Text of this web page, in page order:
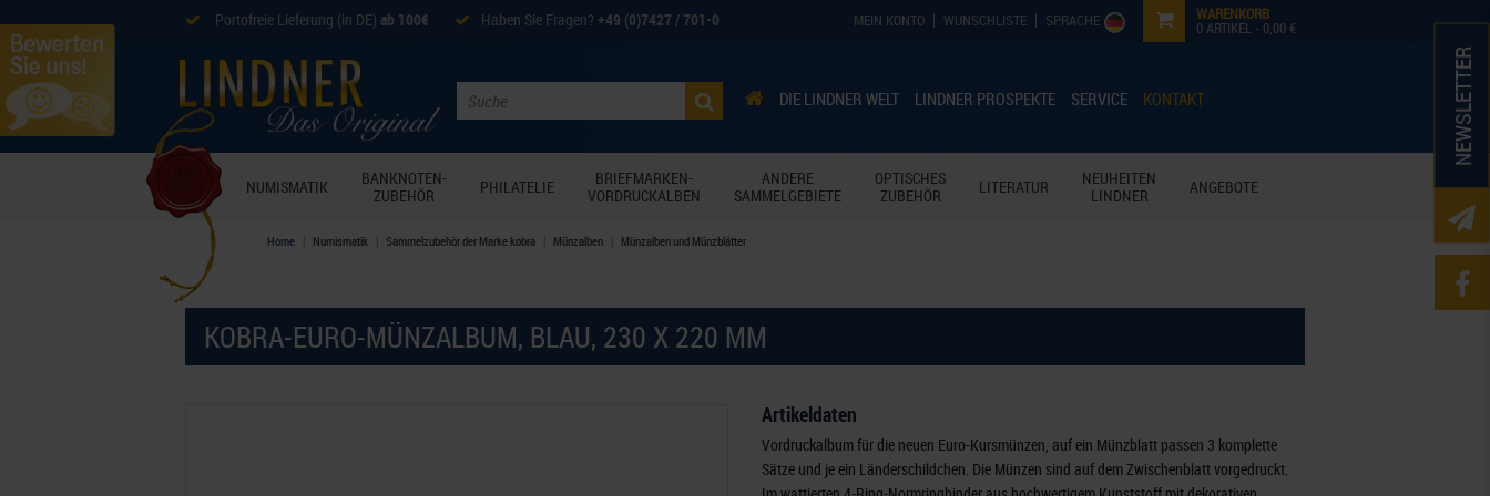
Portofreie Lieferung (in DE) ab 100€ Haben Sie Fragen? +49 (0)7427 / 701-0 MEIN KONTO WUNSCHLISTE SPRACHE WARENKORB
0ARTIKEL - 0,00 €
DIE LINDNER WELT LINDNER PROSPEKTE SERVICE KONTAKT NEWSLETTER
NUMISMATIK
BANKNOTEN-
ZUBEHÖR
PHILATELIE
BRIEFMARKEN-
VORDRUCKALBEN
ANDERE
SAMMELGEBIETE
OPTISCHES
ZUBEHÖR
LITERATUR
NEUHEITEN
LINDNER
ANGEBOTE
Home Numismatik Sammelzubehör der Marke kobra Münzalben Münzalben und Münzblätter
KOBRA-EURO-MÜNZALBUM, BLAU, 230 X 220 MM
Artikeldaten
Vordruckalbum für die neuen Euro-Kursmünzen, auf ein Münzblatt passen 3 komplette
Sätze und je ein Länderschildchen. Die Münzen sind auf dem Zwischenblatt vorgedruckt.